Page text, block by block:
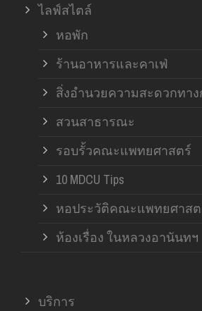
ไลฟ์สไตล์
หอพัก
ร้านอาหารและคาเฟ่
สิ่งอำนวยความสะดวกทา
สวนสาธารณะ
รอบรั้วคณะแพทยศาสตร์
10 MDCU Tips
หอประวัติคณะแพทยศาสต
ห้องเรื่อง ในหลวงอานันทฯ
บริการ